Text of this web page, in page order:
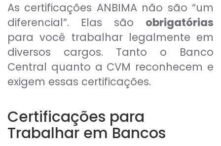
As certificações ANBIMA não são “um
diferencial”. Elas são obrigatórias
para você trabalhar legalmente em
diversos cargos. Tanto o Banco
Central quanto a CVM reconhecem e
exigem essas certificações.
Certificações para
Trabalhar em Bancos